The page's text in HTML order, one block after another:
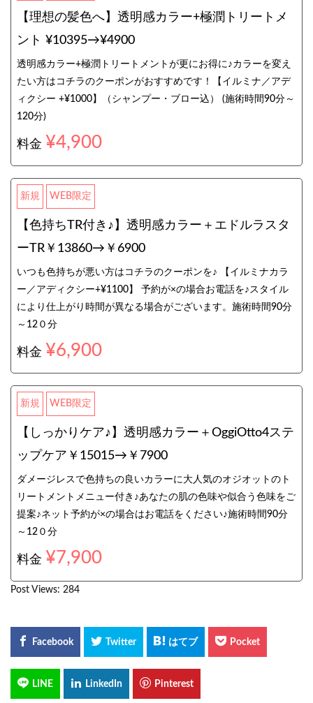
【理想の髪色へ】透明感カラー+極潤トリートメ
ント ¥10395→¥4900
透明感カラー+極潤トリートメントが更にお得に♪カラーを変え
たい方はコチラのクーポンがおすすめです！【イルミナ／アデ
ィクシー +¥1000】（シャンプー・ブロー込） (施術時間90分～
120分)
料金 ¥4,900
新規 WEB限定
【色持ちTR付き♪】透明感カラー＋エドルラスタ
ーTR￥13860→￥6900
いつも色持ちが悪い方はコチラのクーポンを♪ 【イルミナカラ
ー／アディクシー+¥1100】 予約が×の場合お電話を♪スタイル
により仕上がり時間が異なる場合がございます。施術時間90分
～12０分
料金 ¥6,900
新規 WEB限定
【しっかりケア♪】透明感カラー＋OggiOtto4ステ
ップケア￥15015→￥7900
ダメージレスで色持ちの良いカラーに大人気のオジオットのト
リートメントメニュー付き♪あなたの肌の色味や似合う色味をご
提案♪ネット予約が×の場合はお電話をください♪施術時間90分
～12０分
料金 ¥7,900
Post Views: 284